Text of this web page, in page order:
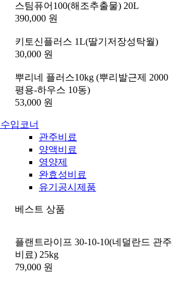
스팀퓨어100(해조추출물) 20L
390,000 원
키토신플러스 1L(딸기저장성탁월)
30,000 원
뿌리네 플러스10kg (뿌리발근제 2000
평용-하우스 10동)
53,000 원
입코너
관주비료
양액비료
영양제
완효성비료
유기공시제품
베스트 상품
플랜트라이프 30-10-10(네덜란드 관주
비료) 25kg
79,000 원